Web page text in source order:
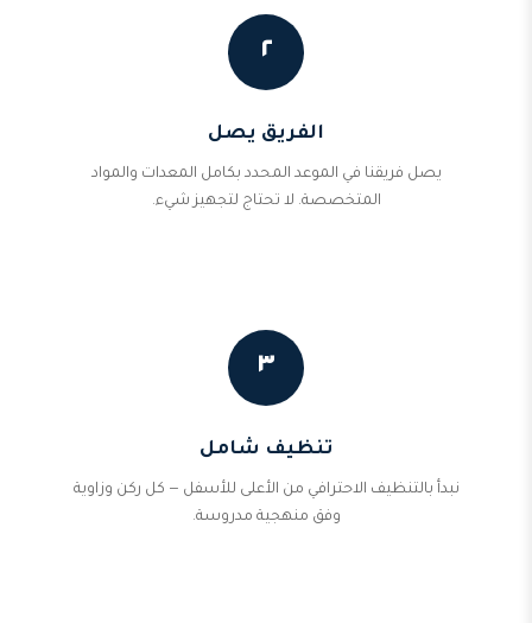
٢
الفريق يصل
يصل فريقنا في الموعد المحدد بكامل المعدات والمواد
المتخصصة. لا تحتاج لتجهيز شيء.
٣
تنظيف شامل
نبدأ بالتنظيف الاحترافي من الأعلى للأسفل — كل ركن وزاوية
وفق منهجية مدروسة.